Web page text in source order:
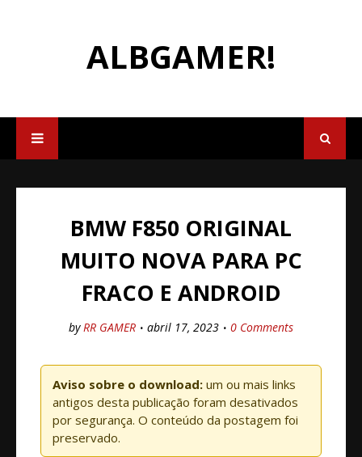
ALBGAMER!
BMW F850 ORIGINAL
MUITO NOVA PARA PC
FRACO E ANDROID
by RR GAMER abril 17, 2023 0 Comments
Aviso sobre o download: um ou mais links
antigos desta publicação foram desativados
por segurança. O conteúdo da postagem foi
preservado.